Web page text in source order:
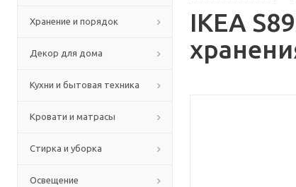
Хранение и порядок
Декор для дома
Кухни и бытовая техника
Кровати и матрасы
Стирка и уборка
Освещение
IKEA